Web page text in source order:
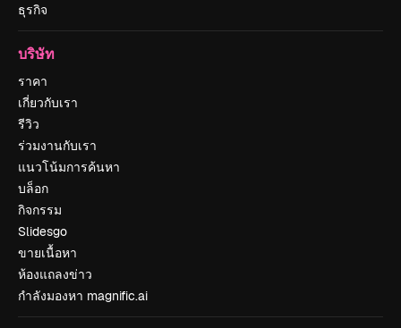
ธุรกิจ
บริษัท
ราคา
เกี่ยวกับเรา
รีวิว
ร่วมงานกับเรา
แนวโน้มการค้นหา
บล็อก
กิจกรรม
Slidesgo
ขายเนื้อหา
ห้องแถลงข่าว
กำลังมองหา magnific.ai